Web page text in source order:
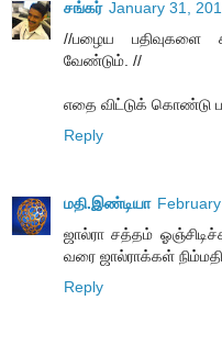
சங்கர் January 31,
//பழைய
வேண்டும். //
எதை விட்டுக் கொண்டு
Reply
மதி.இண்டியா
ஜால்ரா சத்தம்
வரை ஜால்ராக்கள்
Reply